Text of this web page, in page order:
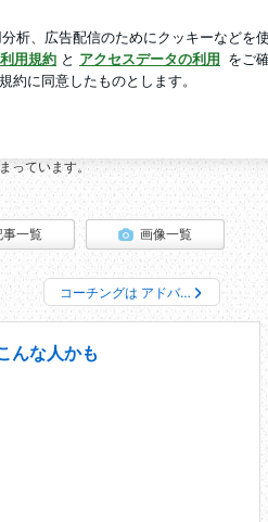
ブログ
新規登録
心理学ブログ
す！
っています。
事一覧 画像一覧
コーチングは アドバ…
んな人かも